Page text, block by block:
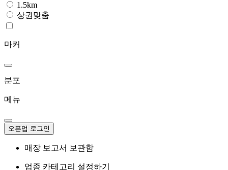
1.5km
상권맞춤
마커
분포
메뉴
오픈업 로그인
매장 보고서 보관함
업종 카테고리 설정하기